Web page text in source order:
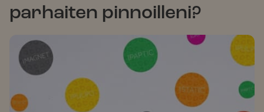
parhaiten pinnoilleni?